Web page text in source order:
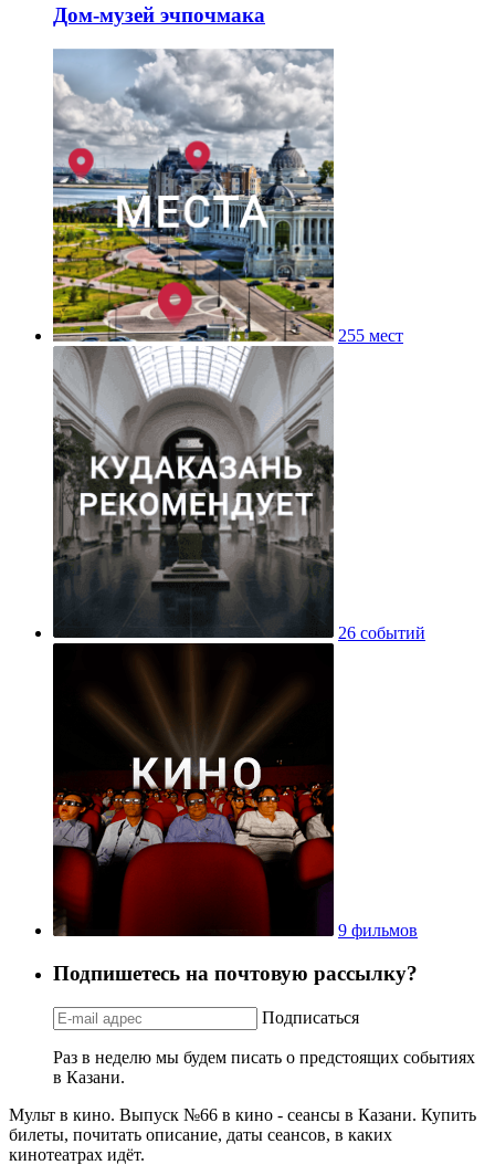
Дом-музей эчпочмака
255 мест
26 событий
9 фильмов
Подпишетесь на почтовую рассылку?
Подписаться
Раз в неделю мы будем писать о предстоящих событиях
в Казани.
Мульт в кино. Выпуск №66 в кино - сеансы в Казани. Купить
билеты, почитать описание, даты сеансов, в каких
кинотеатрах идёт.